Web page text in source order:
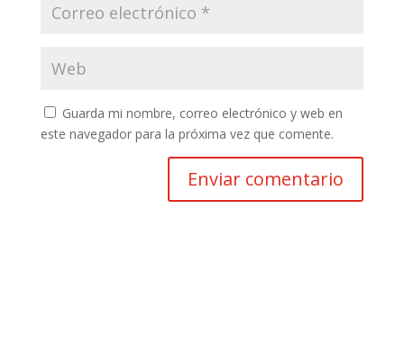
Guarda mi nombre, correo electrónico y web en
este navegador para la próxima vez que comente.